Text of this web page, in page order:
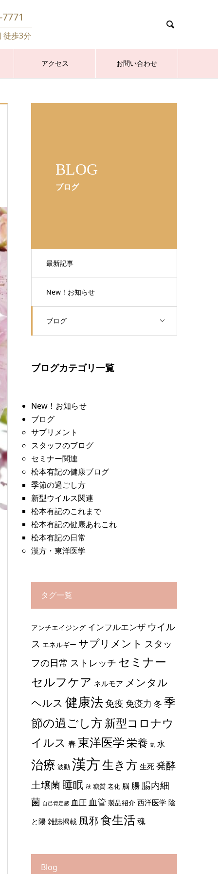
徒歩3分

アクセス お問い合わせ
BLOG
ブログ
最新記事
New！お知らせ
ブログ
ブログカテゴリ一覧
New！お知らせ
ブログ
サプリメント
スタッフのブログ
セミナー関連
松本有記の健康ブログ
季節の過ごし方
新型ウイルス関連
松本有記のこれまで
松本有記の健康あれこれ
松本有記の日常
漢方・東洋医学
タグ一覧
アンチエイジング インフルエンザ ウイル
ス エネルギー サプリメント スタッ
フの日常 ストレッチ セミナー
セルフケア ネルモア メンタル
ヘルス 健康法免疫 免疫力 冬 季
節の過ごし方新型コロナウ
イルス 春 東洋医学栄養 気 水
治療 波動 漢方生き方 生死発酵
土壌菌睡眠 秋 糖質 老化 脳 腸 腸内細
菌 自己肯定感 血圧 血管 製品紹介 西洋医学陰
と陽雑誌掲載 風邪食生活魂
Blog